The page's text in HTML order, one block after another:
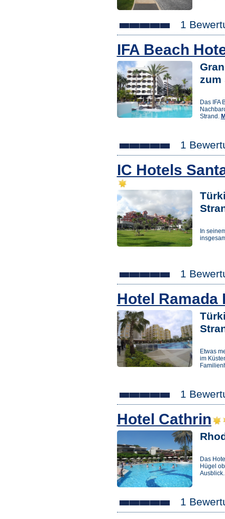
1
IFA Beach
zum
Das IFA
Strand.
1
IC Hotels
In
1
Hotel Ramada
Etwas
im
1
Hotel Cathrin
Das
Hügel
Ausblick.
1